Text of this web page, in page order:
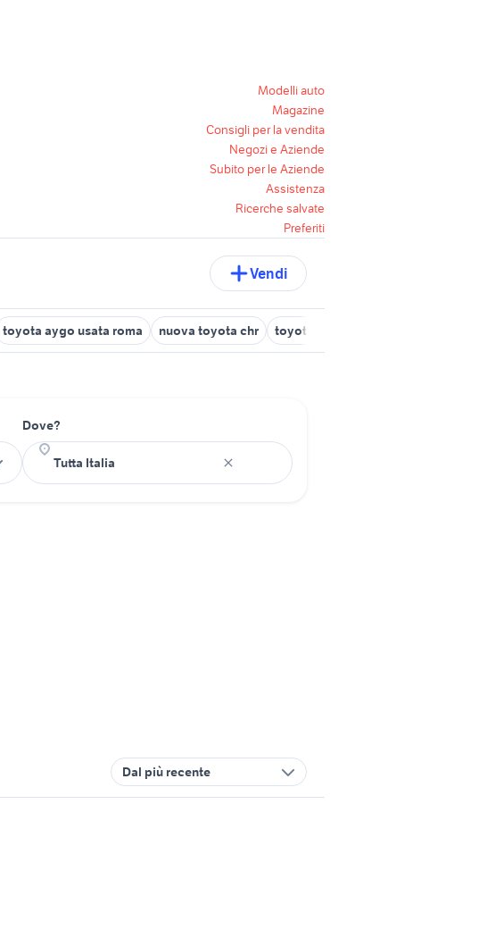
Modelli auto
Magazine
Consigli per la vendita
Negozi e Aziende
Subito per le Aziende
Assistenza
Ricerche salvate
Preferiti
Vendi
toyota aygo usata roma nuova toyota chr toyota yaris auto Veneto
Dove?
Dal più recente